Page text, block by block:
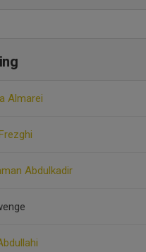
Almarei
Abdulkadir